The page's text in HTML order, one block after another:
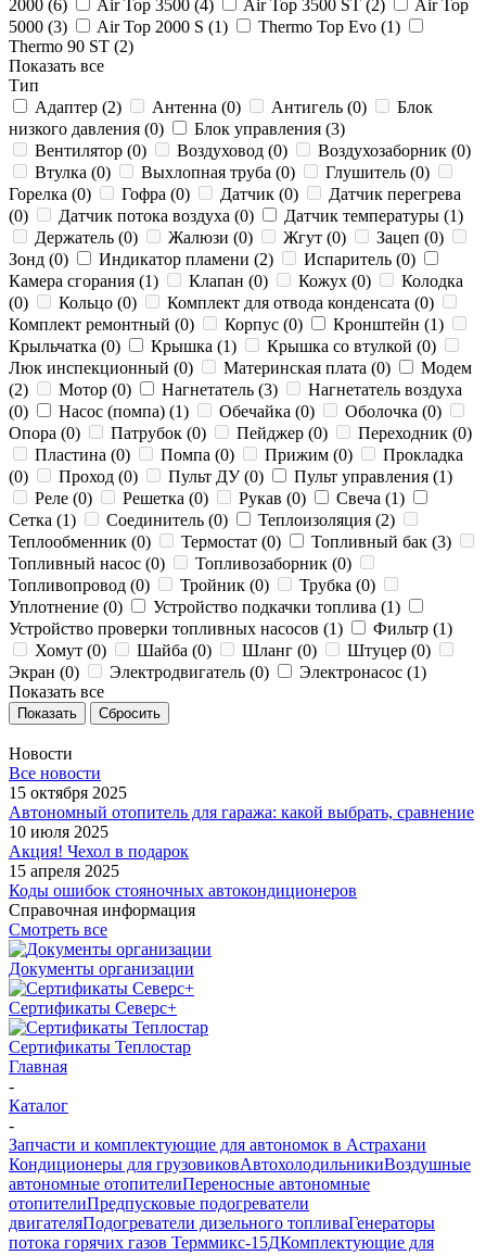
2000 (6) Air Top 3500 (4) Air Top 3500 ST (2)
Air Top
5000 (3) Air Top 2000 S (1) Thermo Top Evo (1)
Thermo 90 ST (2)
Показать все
Тип
Адаптер (2) Антенна (0) Антигель (0)
Блок
низкого давления (0) Блок управления (3)
Вентилятор (0) Воздуховод (0) Воздухозаборник (0)
Втулка (0) Выхлопная труба (0) Глушитель (0)
Горелка (0) Гофра (0) Датчик (0)
Датчик перегрева
(0) Датчик потока воздуха (0) Датчик температуры (1)
Держатель (0) Жалюзи (0) Жгут (0) Зацеп (0)
Зонд (0) Индикатор пламени (2) Испаритель (0)
Камера сгорания (1) Клапан (0) Кожух (0)
Колодка
(0) Кольцо (0) Комплект для отвода конденсата (0)
Комплект ремонтный (0) Корпус (0) Кронштейн (1)
Крыльчатка (0) Крышка (1) Крышка со втулкой (0)
Люк инспекционный (0) Материнская плата (0)
Модем
(2) Мотор (0) Нагнетатель (3)
Нагнетатель воздуха
(0) Насос (помпа) (1) Обечайка (0) Оболочка (0)
Опора (0) Патрубок (0) Пейджер (0) Переходник (0)
Пластина (0) Помпа (0) Прижим (0)
Прокладка
(0) Проход (0) Пульт ДУ (0) Пульт управления (1)
Реле (0) Решетка (0) Рукав (0) Свеча (1)
Сетка (1) Соединитель (0) Теплоизоляция (2)
Теплообменник (0) Термостат (0) Топливный бак (3)
Топливный насос (0) Топливозаборник (0)
Топливопровод (0) Тройник (0) Трубка (0)
Уплотнение (0) Устройство подкачки топлива (1)
Устройство проверки топливных насосов (1) Фильтр (1)
Хомут (0) Шайба (0) Шланг (0) Штуцер (0)
Экран (0) Электродвигатель (0) Электронасос (1)
Показать все
Сбросить
Новости
Все новости
15 октября 2025
Автономный отопитель для гаража: какой выбрать, сравнение
10 июля 2025
Акция! Чехол в подарок
15 апреля 2025
Коды ошибок стояночных автокондиционеров
Справочная информация
Смотреть все
Документы организации
Сертификаты Северс+
Сертификаты Теплостар
Главная
-
Каталог
-
Запчасти и комплектующие для автономок в Астрахани
Кондиционеры для грузовиковАвтохолодильникиВоздушные
автономные отопителиПереносные автономные
отопителиПредпусковые подогреватели
двигателяПодогреватели дизельного топливаГенераторы
потока горячих газов Терммикс-15ДКомплектующие для